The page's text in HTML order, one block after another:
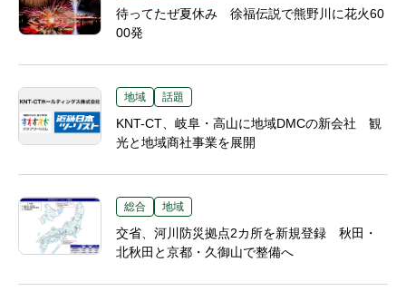
待ってたぜ夏休み 徐福伝説で熊野川に花火60
00発
地域 話題
KNT-CT、岐阜・高山に地域DMCの新会社 観
光と地域商社事業を展開
総合 地域
交省、河川防災拠点2カ所を新規登録 秋田・
北秋田と京都・久御山で整備へ